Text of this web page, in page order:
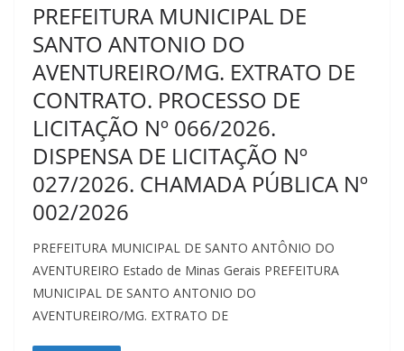
PREFEITURA MUNICIPAL DE
SANTO ANTONIO DO
AVENTUREIRO/MG. EXTRATO DE
CONTRATO. PROCESSO DE
LICITAÇÃO Nº 066/2026.
DISPENSA DE LICITAÇÃO Nº
027/2026. CHAMADA PÚBLICA Nº
002/2026
PREFEITURA MUNICIPAL DE SANTO ANTÔNIO DO
AVENTUREIRO Estado de Minas Gerais PREFEITURA
MUNICIPAL DE SANTO ANTONIO DO
AVENTUREIRO/MG. EXTRATO DE